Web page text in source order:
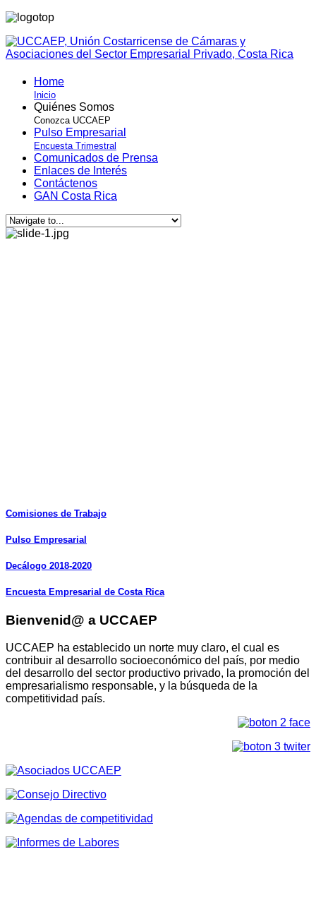
Home
Inicio
Quiénes Somos
Conozca UCCAEP
Pulso Empresarial
Encuesta Trimestral
Comunicados de Prensa
Enlaces de Interés
Contáctenos
GAN Costa Rica
Comisiones de Trabajo
Pulso Empresarial
Decálogo 2018-2020
Encuesta Empresarial de Costa Rica
Bienvenid@ a UCCAEP
UCCAEP ha establecido un norte muy claro, el cual es
contribuir al desarrollo socioeconómico del país, por medio
del desarrollo del sector productivo privado, la promoción del
empresarialismo responsable, y la búsqueda de la
competitividad país.